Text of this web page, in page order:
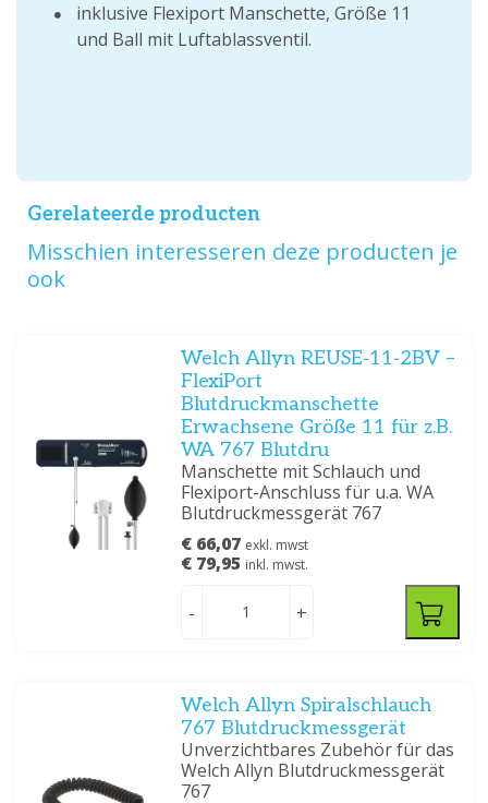
inklusive Flexiport Manschette, Größe 11
und Ball mit Luftablassventil.
Gerelateerde producten
Misschien interesseren deze producten je
ook
Welch Allyn REUSE‑11‑2BV –
FlexiPort
Blutdruckmanschette
Erwachsene Größe 11 für z.B.
WA 767 Blutdru
Manschette mit Schlauch und
Flexiport-Anschluss für u.a. WA
Blutdruckmessgerät 767
€ 66,07 exkl. mwst
€ 79,95 inkl. mwst.
- +
Welch Allyn Spiralschlauch
767 Blutdruckmessgerät
Unverzichtbares Zubehör für das
Welch Allyn Blutdruckmessgerät
767